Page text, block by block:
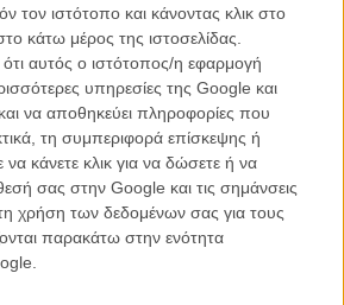
τον ιστότοπο και κάνοντας κλικ στο
κάτω μέρος της ιστοσελίδας.
αυτός ο ιστότοπος/η εφαρμογή
υπηρεσίες της Google και
και να αποθηκεύει πληροφορίες που
τη συμπεριφορά επίσκεψης ή
κάνετε κλικ για να δώσετε ή να
σας στην Google και τις σημάνσεις
χρήση των δεδομένων σας για τους
παρακάτω στην ενότητα
σε τρεις διαστάσεις σε
κάπου στον πλανήτη, το «Ταξίδι»
και υπό συνθήκες διασκεδαστικό, αλλά
ακόμη και μια παιδική ταινία,
πως οι μικροί θεατές αρκούνται στα
σελίδες της «Μυστηριώδους Νήσου»
κινηματογραφικές, πιο θεαματικές, πιο
από τη μιάμιση περίπου ώρα